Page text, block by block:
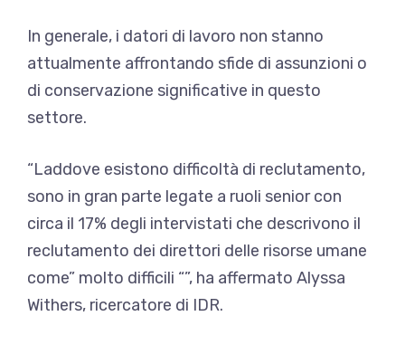
In generale, i datori di lavoro non stanno
attualmente affrontando sfide di assunzioni o
di conservazione significative in questo
settore.
“Laddove esistono difficoltà di reclutamento,
sono in gran parte legate a ruoli senior con
circa il 17% degli intervistati che descrivono il
reclutamento dei direttori delle risorse umane
come” molto difficili “”, ha affermato Alyssa
Withers, ricercatore di IDR.